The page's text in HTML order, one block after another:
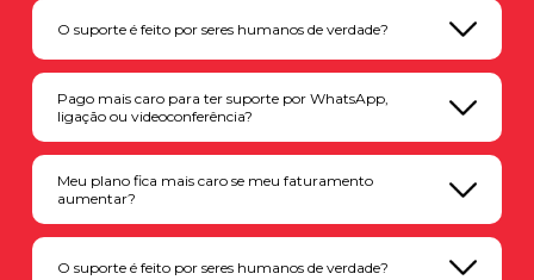
O suporte é feito por seres humanos de verdade?
Pago mais caro para ter suporte por WhatsApp,
ligação ou videoconferência?
Meu plano fica mais caro se meu faturamento
aumentar?
O suporte é feito por seres humanos de verdade?